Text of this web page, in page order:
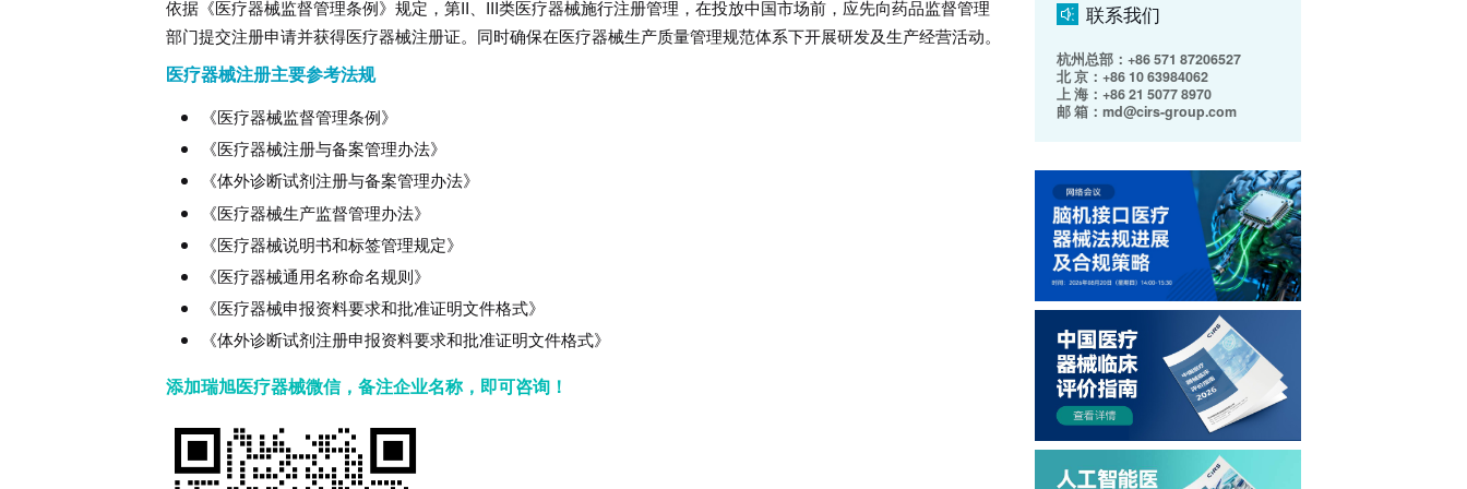
依据《医疗器械监督管理条例》规定，第II、III类医疗器械施行注册管理，在投放中国市场前，应先向药品监督管理
部门提交注册申请并获得医疗器械注册证。同时确保在医疗器械生产质量管理规范体系下开展研发及生产经营活动。
医疗器械注册主要参考法规
《医疗器械监督管理条例》
《医疗器械注册与备案管理办法》
《体外诊断试剂注册与备案管理办法》
《医疗器械生产监督管理办法》
《医疗器械说明书和标签管理规定》
《医疗器械通用名称命名规则》
《医疗器械申报资料要求和批准证明文件格式》
《体外诊断试剂注册申报资料要求和批准证明文件格式》
添加瑞旭医疗器械微信，备注企业名称，即可咨询！
联系我们
杭州总部：+86 571 87206527
北 京：+86 10 63984062
上 海：+86 21 5077 8970
邮 箱：md@cirs-group.com